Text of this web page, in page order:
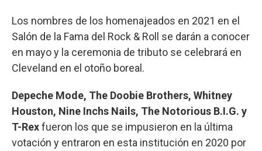
Los nombres de los homenajeados en 2021 en el
Salón de la Fama del Rock & Roll se darán a conocer
en mayo y la ceremonia de tributo se celebrará en
Cleveland en el otoño boreal.
Depeche Mode, The Doobie Brothers, Whitney
Houston, Nine Inchs Nails, The Notorious B.I.G. y
T-Rexfueron los que se impusieron en la última
votación y entraron en esta institución en 2020 por